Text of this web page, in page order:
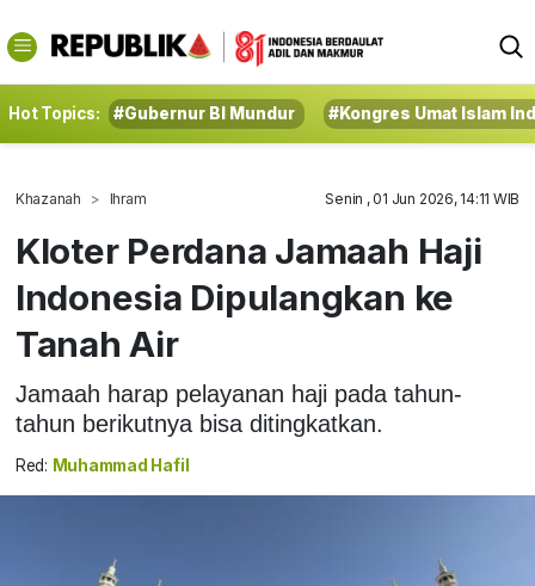
Hot Topics: #Gubernur BI Mundur #Kongres Umat Islam
Khazanah Ihram Senin , 01 Jun 2026, 14:11 WIB
Kloter Perdana Jamaah Haji
Indonesia Dipulangkan ke
Tanah Air
Jamaah harap pelayanan haji pada tahun-
tahun berikutnya bisa ditingkatkan.
Red: Muhammad Hafil